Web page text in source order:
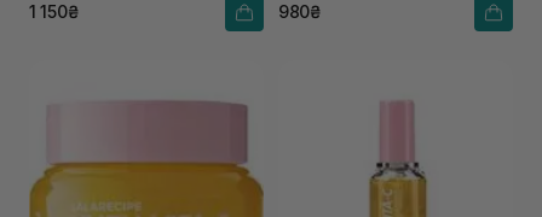
1 150₴ 980₴